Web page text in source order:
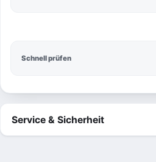
Schnell prüfen
Service & Sicherheit